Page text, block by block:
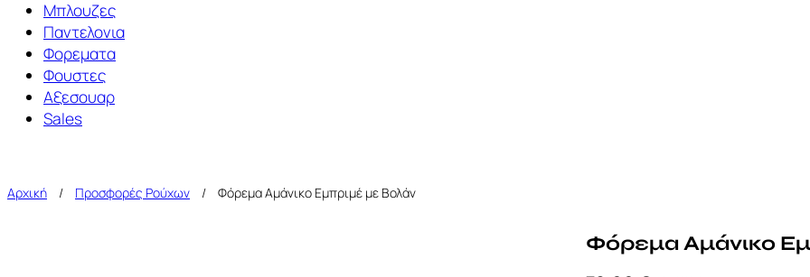
Μπλουζες
Παντελονια
Φορεματα
Φουστες
Αξεσουαρ
Sales
Αρχική / Προσφορές Ρούχων / Φόρεμα Αμάνικο Εμπριμέ με Βολάν
Φόρεμα Αμάνικο